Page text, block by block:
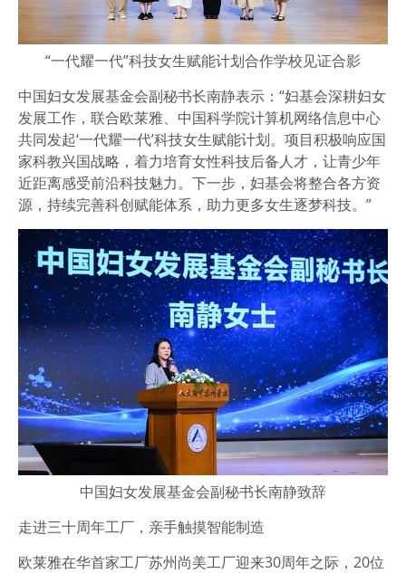
“一代耀一代”科技女生赋能计划合作学校见证合影
中国妇女发展基金会副秘书长南静表示：“妇基会深耕妇女
发展工作，联合欧莱雅、中国科学院计算机网络信息中心
共同发起‘一代耀一代’科技女生赋能计划。项目积极响应国
家科教兴国战略，着力培育女性科技后备人才，让青少年
近距离感受前沿科技魅力。下一步，妇基会将整合各方资
源，持续完善科创赋能体系，助力更多女生逐梦科技。”
中国妇女发展基金会副秘书长南静致辞
走进三十周年工厂，亲手触摸智能制造
欧莱雅在华首家工厂苏州尚美工厂迎来30周年之际，20位